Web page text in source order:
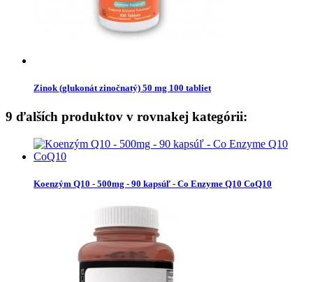
Zinok (glukonát zinočnatý) 50 mg 100 tabliet
9 ďalších produktov v rovnakej kategórii:
Koenzým Q10 - 500mg - 90 kapsúľ - Co Enzyme Q10 CoQ10